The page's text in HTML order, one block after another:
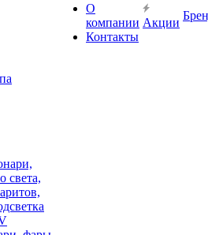
О
компании
Контакты
Акции